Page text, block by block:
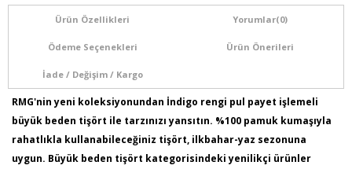
Ürün Özellikleri Yorumlar(0)
Ödeme Seçenekleri Ürün Önerileri
İade / Değişim / Kargo
RMG'nin yeni koleksiyonundan İndigo rengi pul payet işlemeli
büyük beden tişört ile tarzınızı yansıtın. %100 pamuk kumaşıyla
rahatlıkla kullanabileceğiniz tişört, ilkbahar-yaz sezonuna
uygun. Büyük beden tişört kategorisindeki yenilikçi ürünler